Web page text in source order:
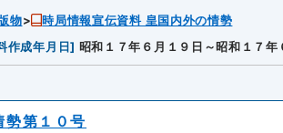
物
時局情報宣伝資料 皇国内外の情勢
作成年月日] 昭和１７年６月１９日～昭和１７年
勢第１０号